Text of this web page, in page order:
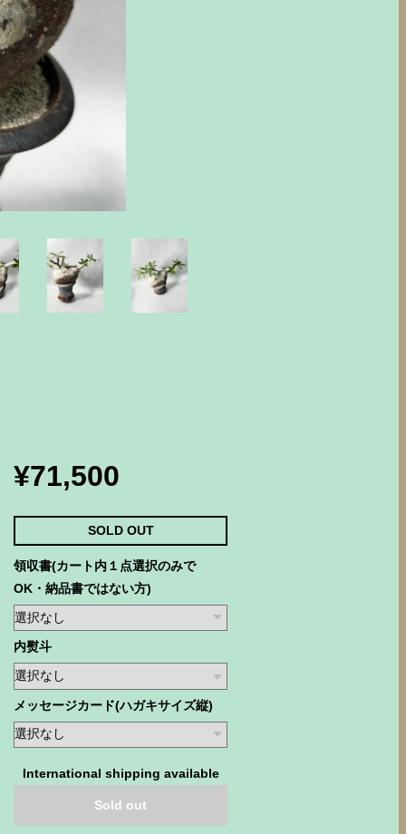
¥71,500
SOLD OUT
領収書(カート内１点選択のみで
OK・納品書ではない方)
内熨斗
メッセージカード(ハガキサイズ縦)
International shipping available
Sold out